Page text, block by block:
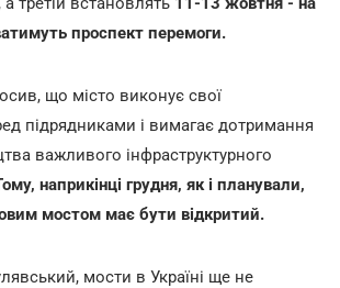
проспект перемоги.
що місто виконує свої
підрядниками і вимагає дотримання
важливого інфраструктурного
наприкінці грудня, як і планували,
мостом має бути відкритий.
мости в Україні ще не